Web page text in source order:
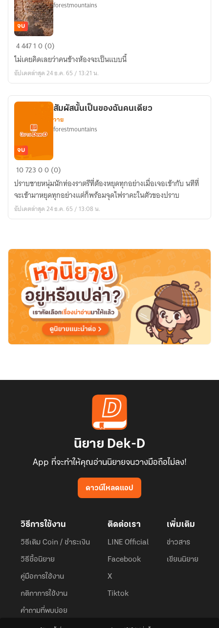
กัด
กัน
แทบ
ตาย
เป็น
ขา
จบ
forestmountains
444710 (0)
ไม่เคยคิดเลยว่าคนข้างห้องจะเป็นแบบนี้
อัปเดตล่าสุด 24 ธ.ค. 65 / 13:21 น.
สัมผัส
นั้น
เป็น
ของ
ฉัน
จบ
สัมผัสนั้นเป็นของฉันคนเดียว
วาย
forestmountains
1072300 (0)
ปราบชายหนุ่มนักท่องราตรีที่ต้องหยุดทุกอย่างเมื่อเจอเข้ากับ นทีที่
จะเข้ามาหยุดทุกอย่างแต่ก็พร้อมจุดไฟราคะในตัวของปราบ
อัปเดตล่าสุด 24 ธ.ค. 65 / 13:08 น.
นิยาย Dek-D
App ที่จะทำให้คุณอ่านนิยายจนวางมือถือไม่ลง!
ดาวน์โหลดแอป
วิธีการใช้งาน
วิธีเติม Coin / ชำระเงิน
วิธีซื้อนิยาย
คู่มือการใช้งาน
กติกาการใช้งาน
คำถามที่พบบ่อย
ติดต่อเรา
LINE Official
Facebook
X
Tiktok
เพิ่มเติม
ข่าวสาร
เขียนนิยาย